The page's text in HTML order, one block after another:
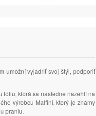
umožní vyjadriť svoj štýl, podporiť
fóliu, ktorá sa následne nažehlí na
výrobcu Malfini, ktorý je známy
praniu.